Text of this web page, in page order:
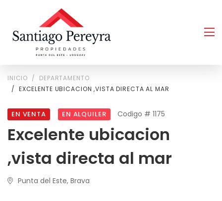
INICIO
DEPARTAMENTO
EXCELENTE UBICACION ,VISTA DIRECTA AL MAR
EN VENTA EN ALQUILER Codigo # 1175
Excelente ubicacion
,vista directa al mar
Punta del Este, Brava